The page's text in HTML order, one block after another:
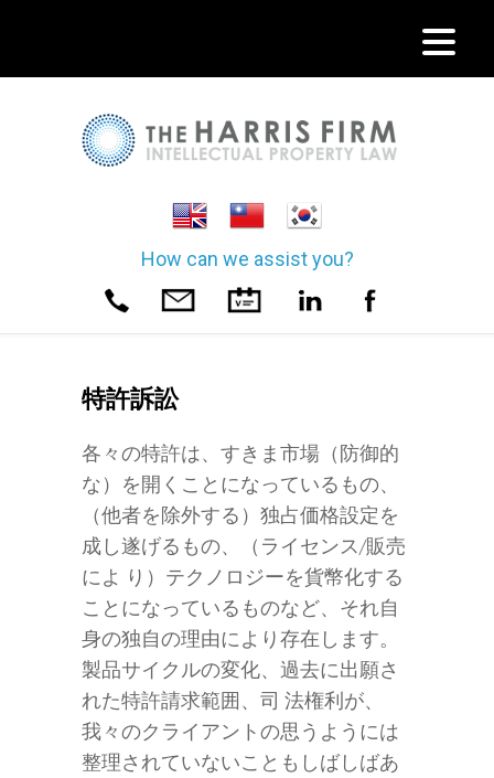
How can we assist you?
特許訴訟
各々の特許は、すきま市場（防御的
な）を開くことになっているもの、
（他者を除外する）独占価格設定を
成し遂げるもの、（ライセンス/販売
によ り）テクノロジーを貨幣化する
ことになっているものなど、それ自
身の独自の理由により存在します。
製品サイクルの変化、過去に出願さ
れた特許請求範囲、司 法権利が、
我々のクライアントの思うようには
整理されていないこともしばしばあ